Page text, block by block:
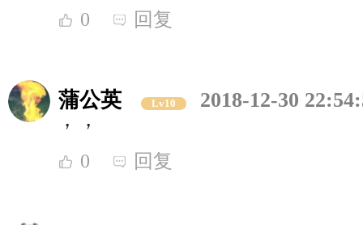
0 回复
蒲公英 Lv10
2018-12-30
，，
0 回复